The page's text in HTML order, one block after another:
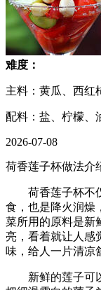
难度：
主料：黄瓜、西红
配料：盐、柠檬、
2026-07-08
荷香莲子杯做法介
荷香莲子杯不仅
食，也是降火润燥
菜所用的原料是新
亮，看着就让人感
味，给人一片清凉
新鲜的莲子可以